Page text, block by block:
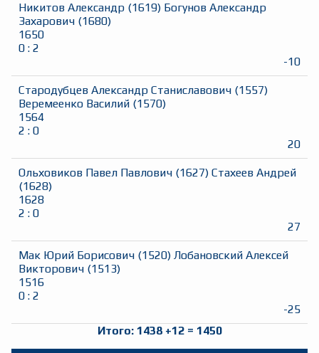
Никитов Александр (1619) Богунов Александр
Захарович (1680)
1650
0 : 2
-10
Стародубцев Александр Станиславович (1557)
Веремеенко Василий (1570)
1564
2 : 0
20
Ольховиков Павел Павлович (1627) Стахеев Андрей
(1628)
1628
2 : 0
27
Мак Юрий Борисович (1520) Лобановский Алексей
Викторович (1513)
1516
0 : 2
-25
Итого: 1438 +12= 1450